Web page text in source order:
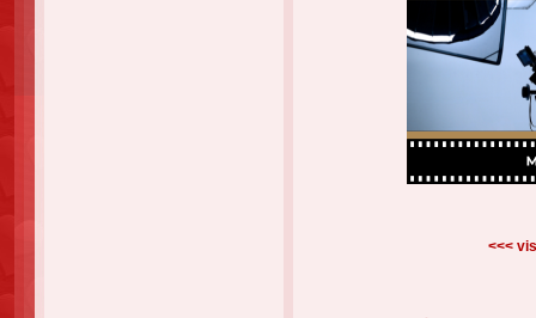
<<<